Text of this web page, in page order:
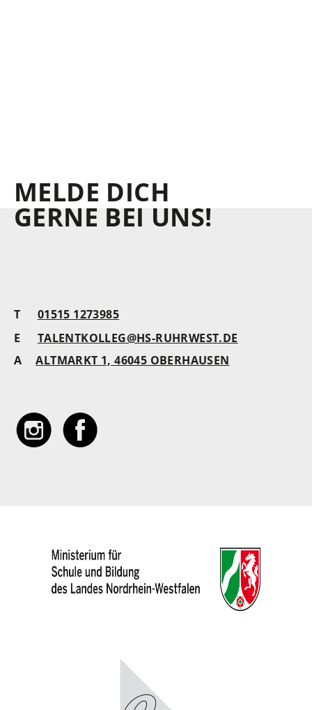
MELDE DICH
GERNE BEI UNS!
T
01515 1273985
E
TALENTKOLLEG@HS-RUHRWEST.DE
A
ALTMARKT 1, 46045 OBERHAUSEN